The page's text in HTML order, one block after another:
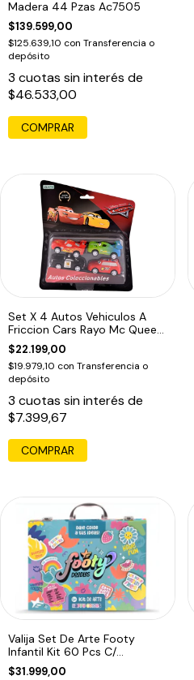
Madera 44 Pzas Ac7505
$139.599,00
$125.639,10 con Transferencia o
depósito
3 cuotas sin interés de
$46.533,00
Set X 4 Autos Vehiculos A
Friccion Cars Rayo Mc Queen
Ed
$22.199,00
$19.979,10 con Transferencia o
depósito
3 cuotas sin interés de
$7.399,67
COMPRAR
Valija Set De Arte Footy
Infantil Kit 60 Pcs C/
Accesiorios
$31.999,00